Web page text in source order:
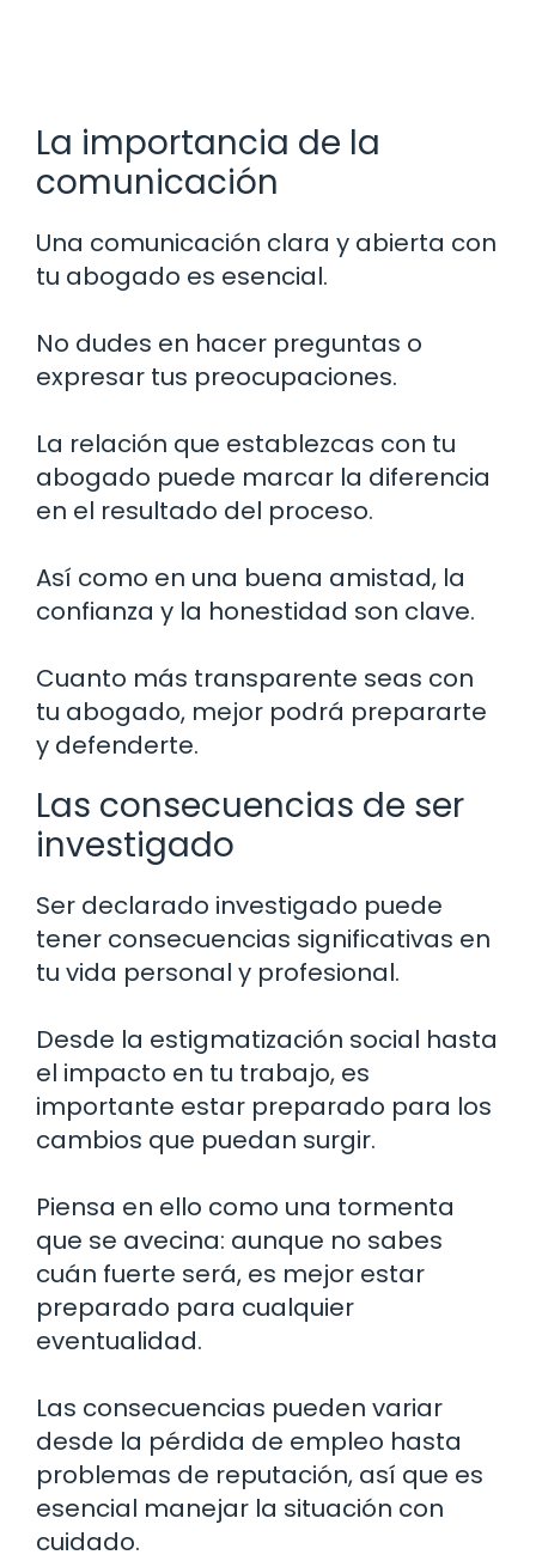
La importancia de la
comunicación
Una comunicación clara y abierta con
tu abogado es esencial.
No dudes en hacer preguntas o
expresar tus preocupaciones.
La relación que establezcas con tu
abogado puede marcar la diferencia
en el resultado del proceso.
Así como en una buena amistad, la
confianza y la honestidad son clave.
Cuanto más transparente seas con
tu abogado, mejor podrá prepararte
y defenderte.
Las consecuencias de ser
investigado
Ser declarado investigado puede
tener consecuencias significativas en
tu vida personal y profesional.
Desde la estigmatización social hasta
el impacto en tu trabajo, es
importante estar preparado para los
cambios que puedan surgir.
Piensa en ello como una tormenta
que se avecina: aunque no sabes
cuán fuerte será, es mejor estar
preparado para cualquier
eventualidad.
Las consecuencias pueden variar
desde la pérdida de empleo hasta
problemas de reputación, así que es
esencial manejar la situación con
cuidado.